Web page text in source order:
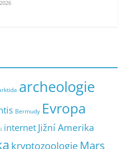
archeologie
Bermudy Evropa
internet Jižní Amerika
kryptozoologie Mars